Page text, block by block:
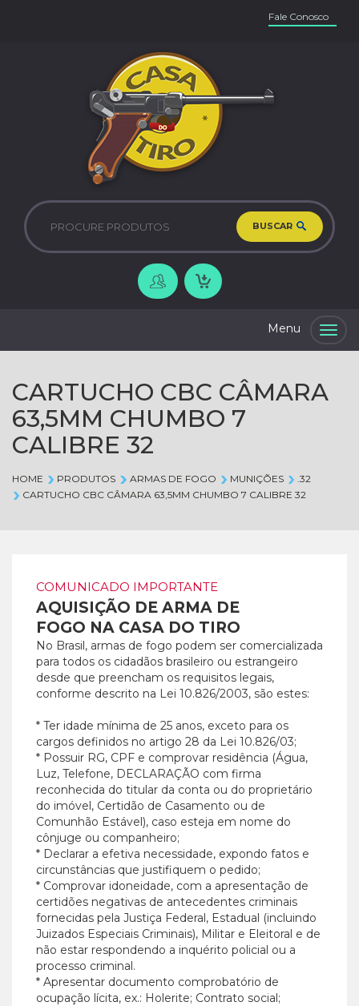
Fale Conosco
BUSCAR
CARTUCHO CBC CÂMARA
63,5MM CHUMBO 7
CALIBRE 32
HOME PRODUTOS ARMAS DE FOGO MUNIÇÕES
.32
CARTUCHO CBC CÂMARA 63,5MM CHUMBO 7 CALIBRE 32
COMUNICADO IMPORTANTE
AQUISIÇÃO DE ARMA DE
FOGO NA CASA DO TIRO
No Brasil, armas de fogo podem ser comercializada
para todos os cidadãos brasileiro ou estrangeiro
desde que preencham os requisitos legais,
conforme descrito na Lei 10.826/2003, são estes:
* Ter idade mínima de 25 anos, exceto para os
cargos definidos no artigo 28 da Lei 10.826/03;
* Possuir RG, CPF e comprovar residência (Água,
Luz, Telefone, DECLARAÇÃO com firma
reconhecida do titular da conta ou do proprietário
do imóvel, Certidão de Casamento ou de
Comunhão Estável), caso esteja em nome do
cônjuge ou companheiro;
* Declarar a efetiva necessidade, expondo fatos e
circunstâncias que justifiquem o pedido;
* Comprovar idoneidade, com a apresentação de
certidões negativas de antecedentes criminais
fornecidas pela Justiça Federal, Estadual (incluindo
Juizados Especiais Criminais), Militar e Eleitoral e de
não estar respondendo a inquérito policial ou a
processo criminal.
* Apresentar documento comprobatório de
ocupação lícita, ex.: Holerite; Contrato social;